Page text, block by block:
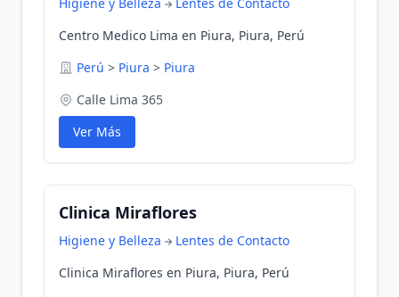
Centro Medico Lima en Piura, Piura, Perú
Perú > Piura > Piura
Calle Lima 365
Ver Más
Clinica Miraflores
Higiene y Belleza
Lentes de Contacto
Clinica Miraflores en Piura, Piura, Perú